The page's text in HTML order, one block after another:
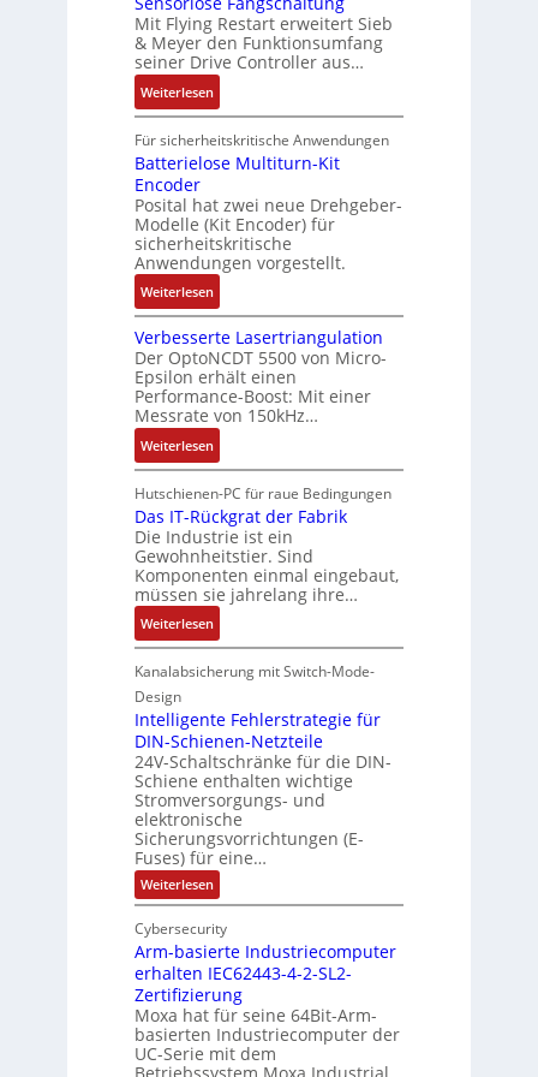
h
d
a
s
A
s
l
a
n
d
s
g
e
s
c
h
ä
f
t
V
D
M
A
E
e
k
t
r
i
s
c
h
e
A
u
t
o
m
a
t
i
o
n
g
e
w
ä
h
t
J
a
h
r
e
s
z
i
e
l
e
b
e
S
P
N
t
2
0
u
n
4
0
A
-
N
e
t
z
t
e
l
e
r
h
ä
l
t
S
c
h
u
t
l
a
c
k
b
s
c
h
t
u
n
g
f
ü
r
a
u
e
U
m
Mit Flying Restart erweitert Sieb
& Meyer den Funktionsumfang
seiner Drive Controller aus…
Weiterlesen:
S
e
n
o
r
l
o
s
e
F
a
n
g
s
c
a
l
t
u
n
Für sicherheitskritische Anwendungen
Batterielose Multiturn-Kit
Encoder
Posital hat zwei neue Drehgeber-
Modelle (Kit Encoder) für
sicherheitskritische
Anwendungen vorgestellt.
Weiterlesen:
B
a
t
t
e
r
i
e
l
o
s
e
M
u
l
i
u
r
n
-
K
i
t
E
n
c
o
d
e
r
Verbesserte Lasertriangulation
Der OptoNCDT 5500 von Micro-
Epsilon erhält einen
Performance-Boost: Mit einer
Messrate von 150kHz…
Weiterlesen:
V
e
r
b
e
s
s
e
r
t
L
a
s
e
r
t
r
a
n
g
u
l
a
i
Hutschienen-PC für raue Bedingungen
Das IT-Rückgrat der Fabrik
Die Industrie ist ein
Gewohnheitstier. Sind
Komponenten einmal eingebaut,
müssen sie jahrelang ihre…
Weiterlesen:
D
a
I
T
-
R
ü
c
k
g
r
a
d
e
r
F
a
Kanalabsicherung mit Switch-Mode-
Design
Intelligente Fehlerstrategie für
DIN-Schienen-Netzteile
24V-Schaltschränke für die DIN-
Schiene enthalten wichtige
Stromversorgungs- und
elektronische
Sicherungsvorrichtungen (E-
Fuses) für eine…
Weiterlesen:
I
t
e
l
l
i
g
e
n
t
Cybersecurity
Arm-basierte Industriecomputer
erhalten IEC62443-4-2-SL2-
Zertifizierung
Moxa hat für seine 64Bit-Arm-
basierten Industriecomputer der
UC-Serie mit dem